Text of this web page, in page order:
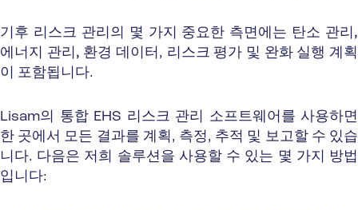
기후 리스크 관리의 몇 가지 중요한 측면에는 탄소 관리,
에너지 관리, 환경 데이터 , 리스크 평가 및 완화 실행 계획
이 포함됩니다.
Lisam의 통합 EHS 리스크 관리 소프트웨어를 사용하면
한 곳에서 모든 결과를 계획, 측정, 추적 및 보고할 수 있습
니다. 다음은 저희 솔루션을 사용할 수 있는 몇 가지 방법
입니다: